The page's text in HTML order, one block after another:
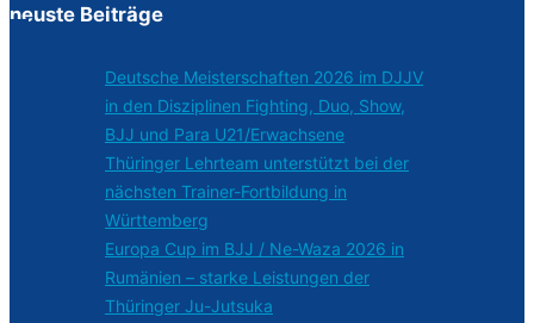
neuste Beiträge
Deutsche Meisterschaften 2026 im DJJV
in den Disziplinen Fighting, Duo, Show,
BJJ und Para U21/Erwachsene
Thüringer Lehrteam unterstützt bei der
nächsten Trainer-Fortbildung in
Württemberg
Europa Cup im BJJ / Ne-Waza 2026 in
Rumänien – starke Leistungen der
Thüringer Ju-Jutsuka